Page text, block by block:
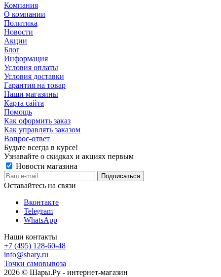
Компания
О компании
Политика
Новости
Акции
Блог
Информация
Условия оплаты
Условия доставки
Гарантия на товар
Наши магазины
Карта сайта
Помощь
Как оформить заказ
Как управлять заказом
Вопрос-ответ
Будьте всегда в курсе!
Узнавайте о скидках и акциях первым
Новости магазина
Оставайтесь на связи
Вконтакте
Telegram
WhatsApp
Наши контакты
+7 (495) 128-60-48
info@shary.ru
Точки самовывоза
2026 © Шары.Ру - интернет-магазин